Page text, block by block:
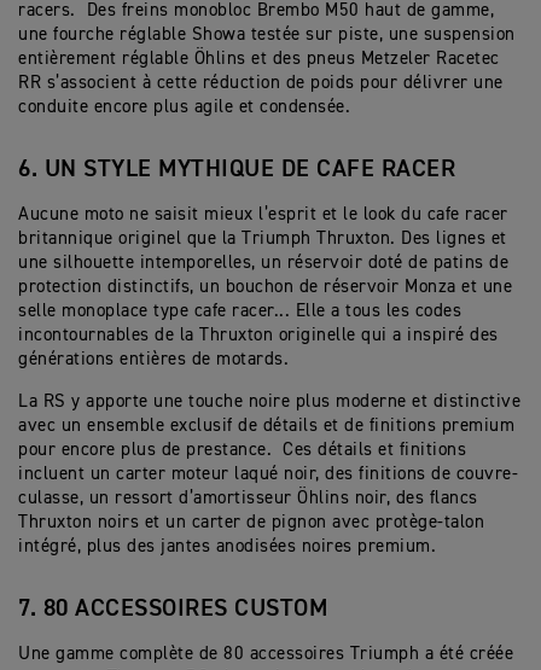
racers. Des freins monobloc Brembo M50 haut de gamme,
une fourche réglable Showa testée sur piste, une suspension
entièrement réglable Öhlins et des pneus Metzeler Racetec
RR s’associent à cette réduction de poids pour délivrer une
conduite encore plus agile et condensée.
6. UN STYLE MYTHIQUE DE CAFE RACER
Aucune moto ne saisit mieux l’esprit et le look du cafe racer
britannique originel que la Triumph Thruxton. Des lignes et
une silhouette intemporelles, un réservoir doté de patins de
protection distinctifs, un bouchon de réservoir Monza et une
selle monoplace type cafe racer... Elle a tous les codes
incontournables de la Thruxton originelle qui a inspiré des
générations entières de motards.
La RS y apporte une touche noire plus moderne et distinctive
avec un ensemble exclusif de détails et de finitions premium
pour encore plus de prestance. Ces détails et finitions
incluent un carter moteur laqué noir, des finitions de couvre-
culasse, un ressort d’amortisseur Öhlins noir, des flancs
Thruxton noirs et un carter de pignon avec protège-talon
intégré, plus des jantes anodisées noires premium.
7. 80 ACCESSOIRES CUSTOM
Une gamme complète de 80 accessoires Triumph a été créée